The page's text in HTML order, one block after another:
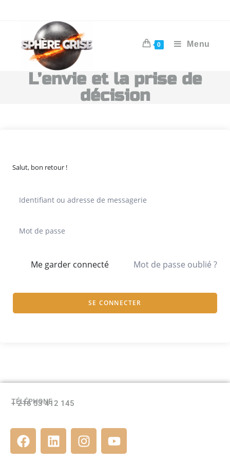
0 Menu
L’envie et la prise de
décision
Salut, bon retour !
Me garder connecté Mot de passe oublié ?
SE CONNECTER
TÉLÉPHONE
+ 216 53 412 145